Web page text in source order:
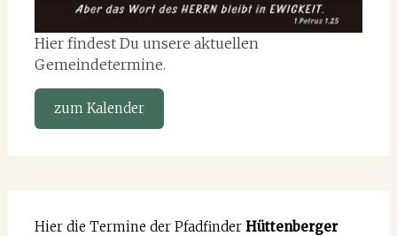
Hier findest Du unsere aktuellen
Gemeindetermine.
zum Kalender
Hier die Termine der Pfadfinder Hüttenberger